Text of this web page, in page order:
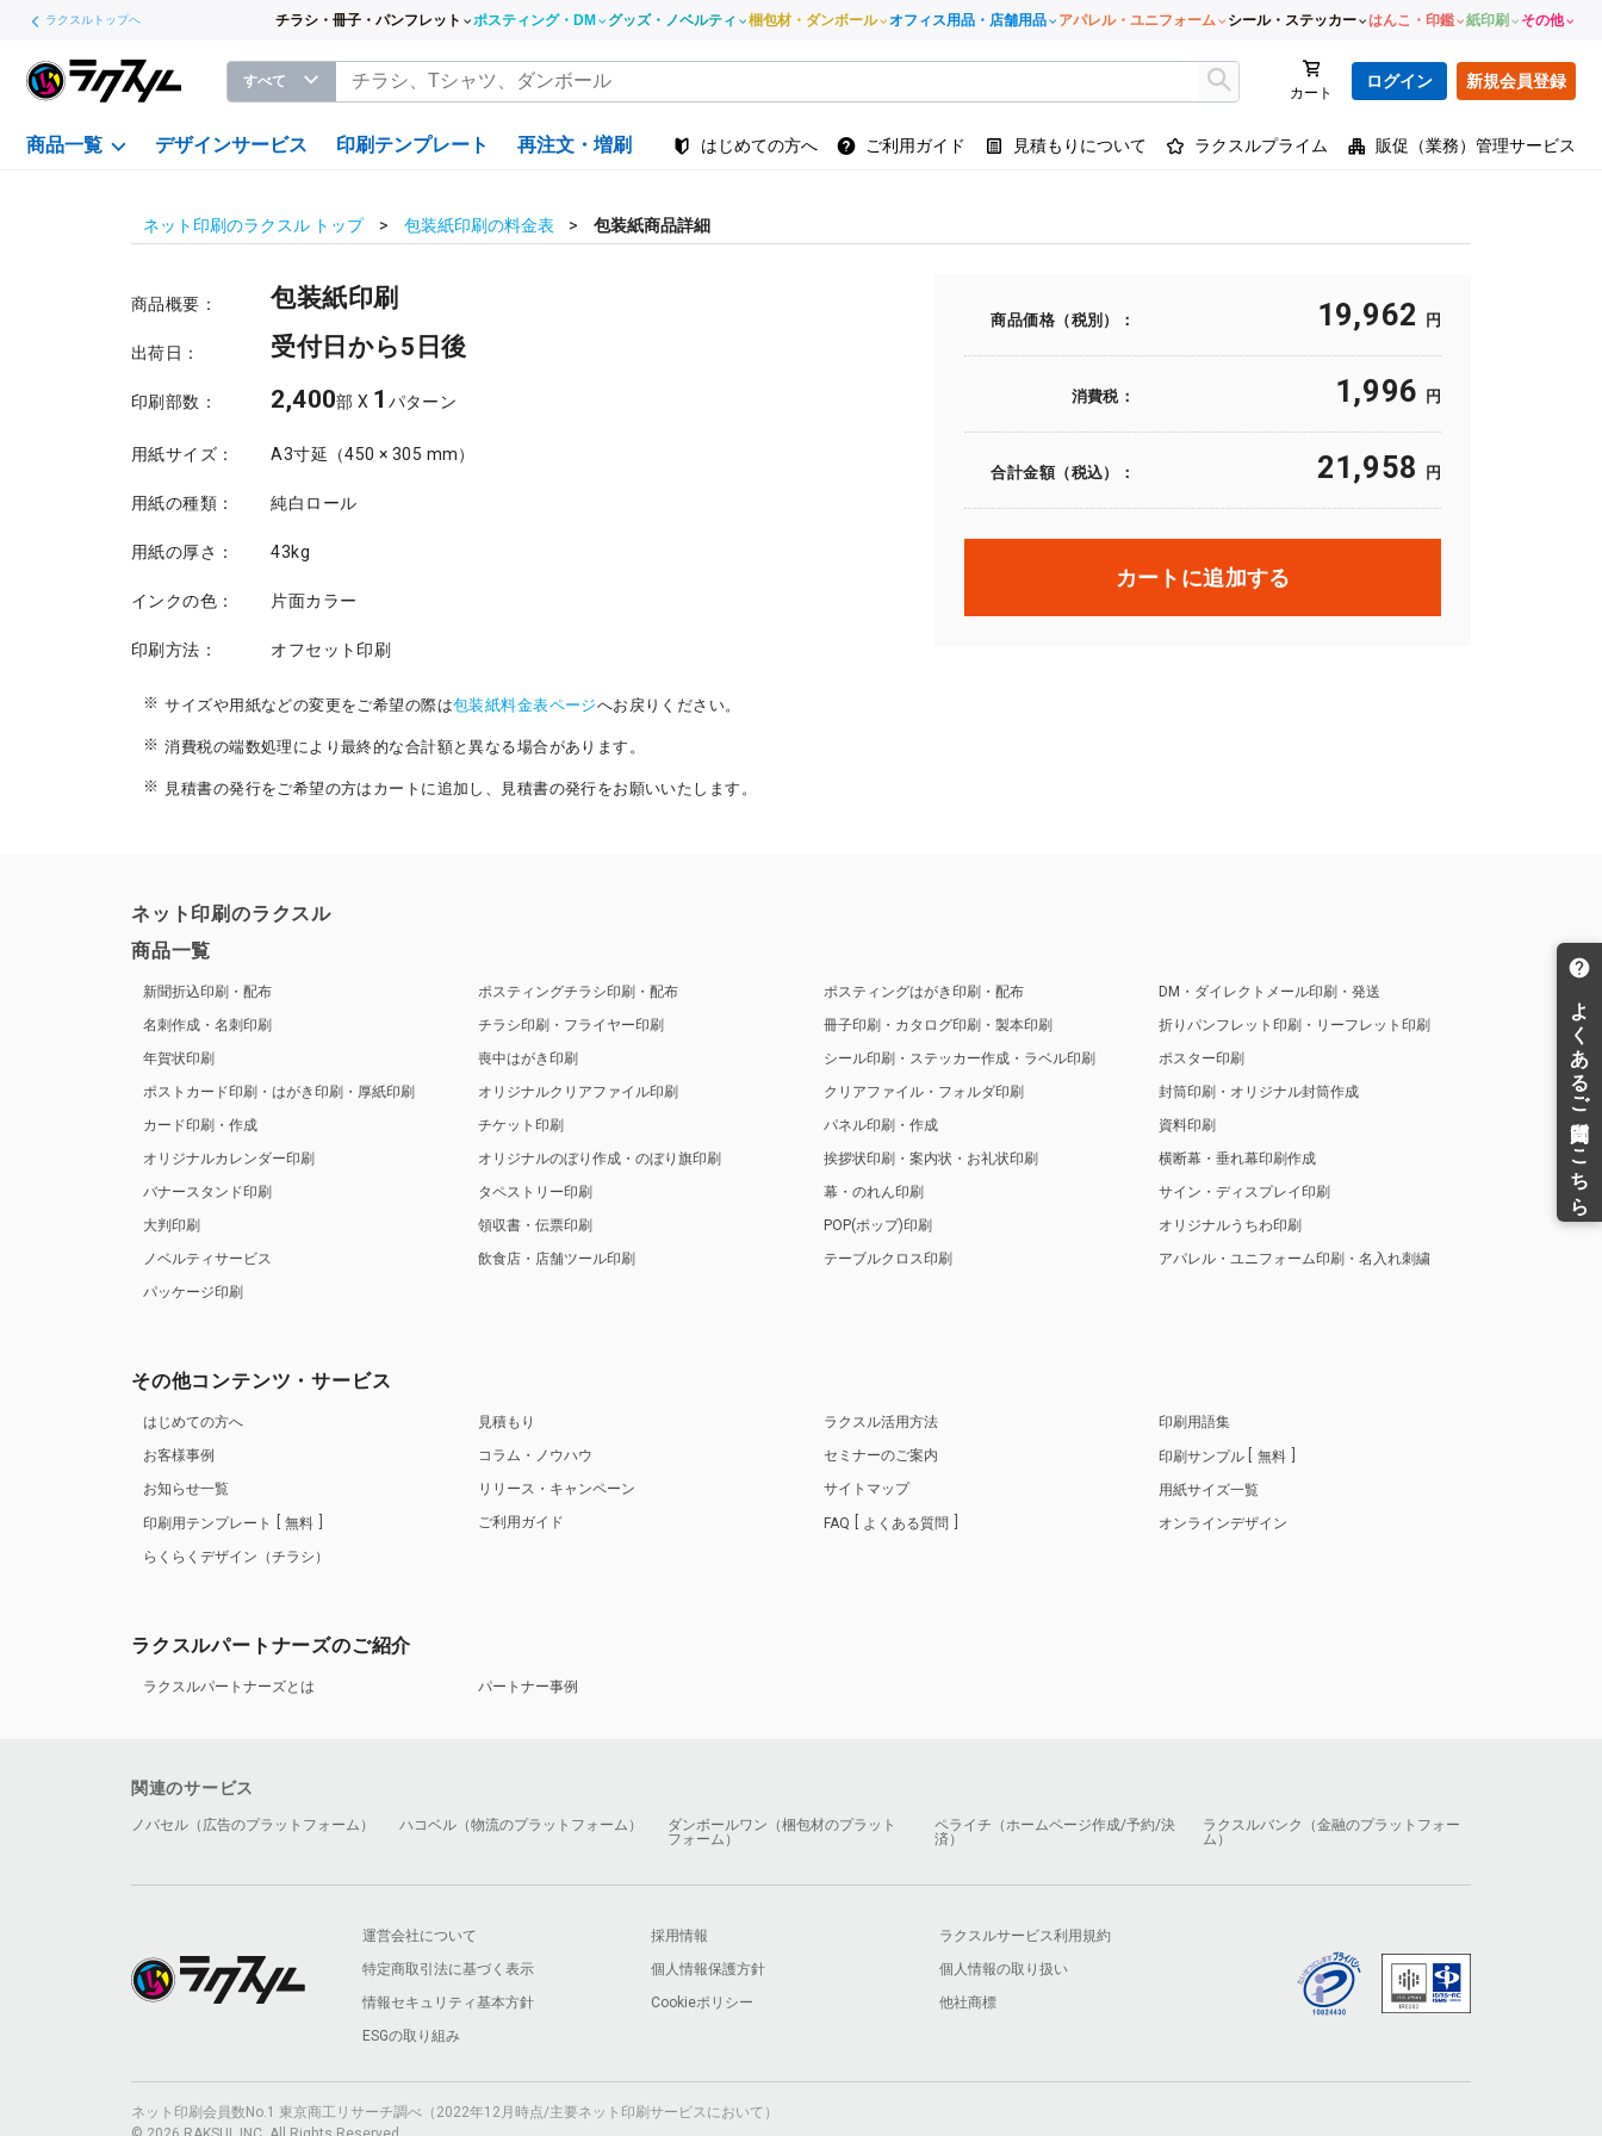
ラクスルトップへ チラシ・冊子・パンフレット ポスティング・DM グッズ・ノベルティ 梱包材・ダンボール オフィス用品・店舗用品 アパレル・ユニフォーム シール・ステッカー はんこ・印鑑 紙印刷 その他
すべて
カート
ログイン 新規会員登録
商品一覧 デザインサービス 印刷テンプレート 再注文・増刷 はじめての方へ ご利用ガイド 見積もりについて ラクスルプライム 販促（業務）管理サービス
ネット印刷のラクスル トップ 包装紙印刷の料金表 包装紙商品詳細
商品概要： 包装紙印刷
出荷日： 受付日から5日後
印刷部数： 2,400部 X 1 パターン
用紙サイズ： A3寸延（450 × 305 mm）
用紙の種類： 純白ロール
用紙の厚さ： 43kg
インクの色： 片面カラー
印刷方法： オフセット印刷
サイズや用紙などの変更をご希望の際は包装紙料金表ページへお戻りください。
消費税の端数処理により最終的な合計額と異なる場合があります。
見積書の発行をご希望の方はカートに追加し、見積書の発行をお願いいたします。
商品価格（税別）： 19,962 円
消費税： 1,996 円
合計金額（税込）： 21,958 円
カートに追加する
ネット印刷のラクスル
商品一覧
新聞折込印刷・配布
名刺作成・名刺印刷
年賀状印刷
ポストカード印刷・はがき印刷・厚紙印刷
カード印刷・作成
オリジナルカレンダー印刷
バナースタンド印刷
大判印刷
ノベルティサービス
パッケージ印刷
ポスティングチラシ印刷・配布
チラシ印刷・フライヤー印刷
喪中はがき印刷
オリジナルクリアファイル印刷
チケット印刷
オリジナルのぼり作成・のぼり旗印刷
タペストリー印刷
領収書・伝票印刷
飲食店・店舗ツール印刷
ポスティングはがき印刷・配布
冊子印刷・カタログ印刷・製本印刷
シール印刷・ステッカー作成・ラベル印刷
クリアファイル・フォルダ印刷
パネル印刷・作成
挨拶状印刷・案内状・お礼状印刷
幕・のれん印刷
POP(ポップ)印刷
テーブルクロス印刷
DM・ダイレクトメール印刷・発送
折りパンフレット印刷・リーフレット印刷
ポスター印刷
封筒印刷・オリジナル封筒作成
資料印刷
横断幕・垂れ幕印刷作成
サイン・ディスプレイ印刷
オリジナルうちわ印刷
アパレル・ユニフォーム印刷・名入れ刺繍
その他コンテンツ・サービス
はじめての方へ
お客様事例
お知らせ一覧
印刷用テンプレート
無料
らくらくデザイン（チラシ）
見積もり
コラム・ノウハウ
リリース・キャンペーン
ご利用ガイド
ラクスル活用方法
セミナーのご案内
サイトマップ
FAQ よくある質問
印刷用語集
印刷サンプル
無料
用紙サイズ一覧
オンラインデザイン
ラクスルパートナーズのご紹介
ラクスルパートナーズとは パートナー事例
関連のサービス
ノバセル（広告のプラットフォーム） ハコベル（物流のプラットフォーム）
ダンボールワン（梱包材のプラット
フォーム）
ペライチ（ホームページ作成/予約/決
済）
ラクスルバンク（金融のプラットフォー
ム）
運営会社について 採用情報
ラクスルサービス利用規約
特定商取引法に基づく表示
個人情報保護方針
個人情報の取り扱い
情報セキュリティ基本方針
Cookieポリシー
他社商標
ESGの取り組み
ネット印刷会員数No.1 東京商工リサーチ調べ（2022年12月時点/主要ネット印刷サービスにおいて）